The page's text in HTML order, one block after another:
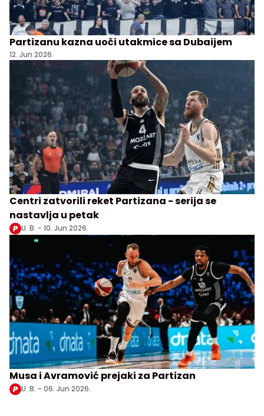
Partizanu kazna uoči utakmice sa Dubaijem
12. Jun 2026.
Centri zatvorili reket Partizana - serija se
nastavlja u petak
U. B. - 10. Jun 2026.
Musa i Avramović prejaki za Partizan
U. B. - 06. Jun 2026.